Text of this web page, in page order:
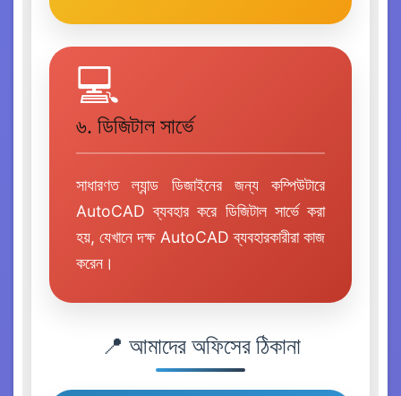
💻
৬. ডিজিটাল সার্ভে
সাধারণত ল্যান্ড ডিজাইনের জন্য কম্পিউটারে
AutoCAD ব্যবহার করে ডিজিটাল সার্ভে করা
হয়, যেখানে দক্ষ AutoCAD ব্যবহারকারীরা কাজ
করেন।
📍 আমাদের অফিসের ঠিকানা